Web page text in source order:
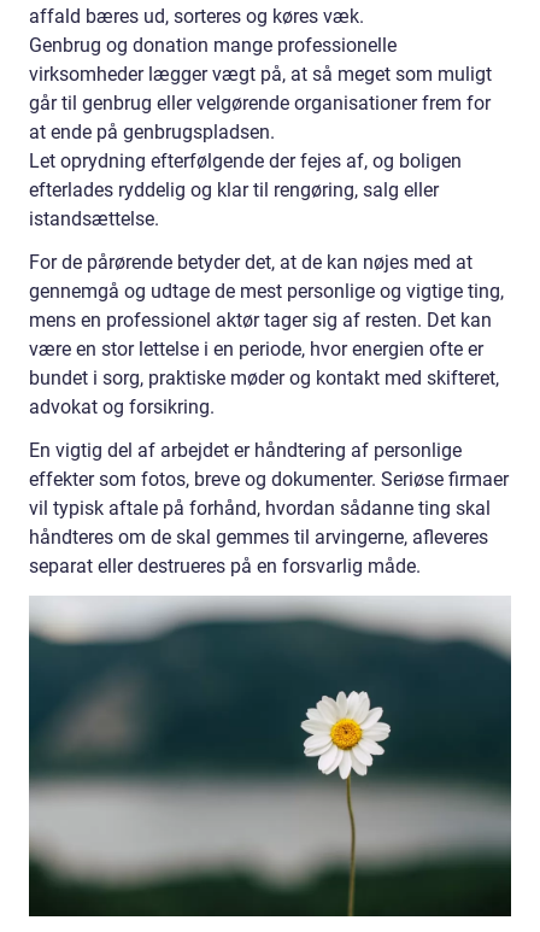
affald bæres ud, sorteres og køres væk.
Genbrug og donation mange professionelle
virksomheder lægger vægt på, at så meget som muligt
går til genbrug eller velgørende organisationer frem for
at ende på genbrugspladsen.
Let oprydning efterfølgende der fejes af, og boligen
efterlades ryddelig og klar til rengøring, salg eller
istandsættelse.
For de pårørende betyder det, at de kan nøjes med at
gennemgå og udtage de mest personlige og vigtige ting,
mens en professionel aktør tager sig af resten. Det kan
være en stor lettelse i en periode, hvor energien ofte er
bundet i sorg, praktiske møder og kontakt med skifteret,
advokat og forsikring.
En vigtig del af arbejdet er håndtering af personlige
effekter som fotos, breve og dokumenter. Seriøse firmaer
vil typisk aftale på forhånd, hvordan sådanne ting skal
håndteres om de skal gemmes til arvingerne, afleveres
separat eller destrueres på en forsvarlig måde.